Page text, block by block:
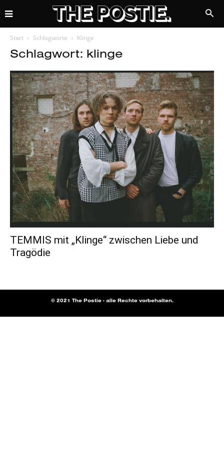
Start Schlagworte Klinge
Schlagwort: klinge
TEMMIS mit „Klinge“ zwischen Liebe und
Tragödie
© 2021 The Postie - alle Rechte vorbehalten.